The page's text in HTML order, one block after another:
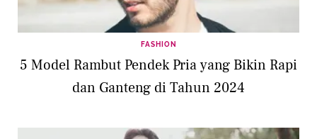
FASHION
5 Model Rambut Pendek Pria yang Bikin Rapi
dan Ganteng di Tahun 2024